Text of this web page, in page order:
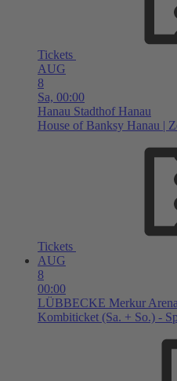
Tickets
AUG
8
Sa, 00:00
Hanau Stadthof Hanau
House of Banksy Hanau |
Tickets
AUG
8
00:00
LÜBBECKE Merkur
Kombiticket (Sa. + So.) -